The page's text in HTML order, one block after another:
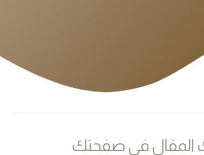
المقال في صفحتك